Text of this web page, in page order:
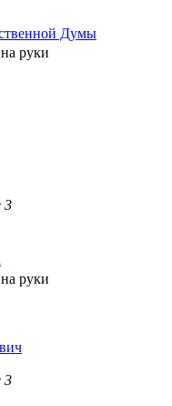
Думы
на руки
3
на руки
3